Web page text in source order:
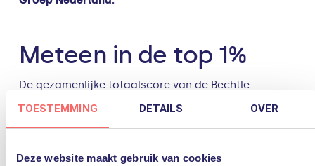
TOESTEMMING DETAILS OVER
Deze website maakt gebruik van cookies
Meteen in de top 1%
De gezamenlijke totaalscore van de Bechtle-
dochters komt uit op een indrukwekkende 85/100. Dit
Nederland: